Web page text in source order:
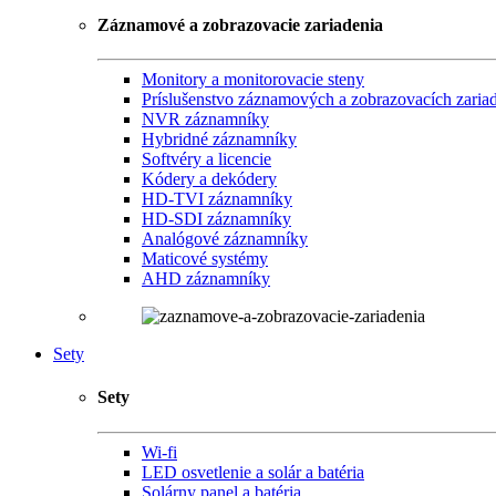
Záznamové a zobrazovacie zariadenia
Monitory a monitorovacie steny
Príslušenstvo záznamových a zobrazovacích
NVR záznamníky
Hybridné záznamníky
Softvéry a licencie
Kódery a dekódery
HD-TVI záznamníky
HD-SDI záznamníky
Analógové záznamníky
Maticové systémy
AHD záznamníky
Sety
Sety
Wi-fi
LED osvetlenie a solár a batéria
Solárny panel a batéria